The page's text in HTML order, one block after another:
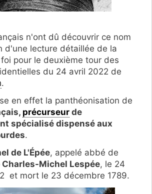
n'ont dû découvrir ce nom
d'une lecture détaillée de la
pour le deuxième tour des
du 24 avril 2022 de
.
en effet la panthéonisation de
précurseur de
spécialisé dispensé aux
.
de L'Épée, appelé abbé de
Charles-Michel Lespée, le 24
et mort le 23 décembre 1789.